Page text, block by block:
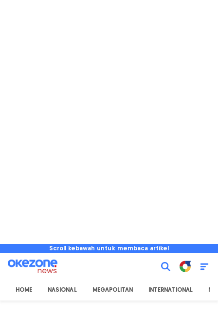
Scroll kebawah untuk membaca artikel
HOME NASIONAL MEGAPOLITAN INTERNATIONAL